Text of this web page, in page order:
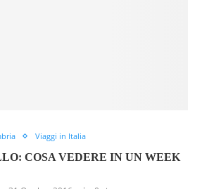
Viaggi in Italia
COSA VEDERE IN UN WEEK